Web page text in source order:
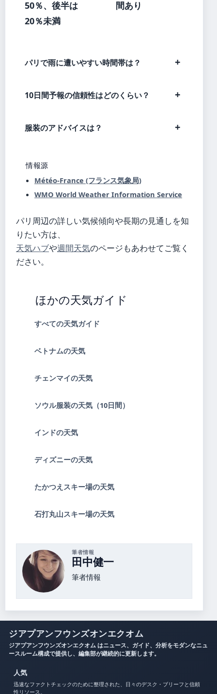
50％、後半は
20％未満
間あり
パリで雨に遭いやすい時間帯は？
10日間予報の信頼性はどのくらい？
服装のアドバイスは？
情報源
Météo-France (フランス気象局)
WMO World Weather Information Service
パリ周辺の詳しい気候傾向や長期の見通しを知
りたい方は、
天気ハブや週間天気のページもあわせてご覧く
ださい。
ほかの天気ガイド
すべての天気ガイド
ベトナムの天気
チェンマイの天気
ソウル服装の天気（10日間）
インドの天気
ディズニーの天気
たかつえスキー場の天気
石打丸山スキー場の天気
筆者情報
田中健一
筆者情報
ジアプアンフウンズオンエクオム
ジアプアンフウンズオンエクオム はニュース、ガイド、分析をモダンなニュ
ースルーム構成で提供し、編集部が継続的に更新します。
人気
迅速なファクトチェックのために整理された、日々のデスク・ブリーフと信頼
性リソース。